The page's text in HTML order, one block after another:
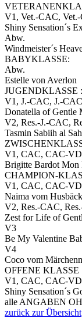
V1, Vet.-CAC,
Shiny Sensation´s
Abw.
Windmeister´s
BABYKLASSE:
Abw.
Estelle von Averlon
JUGENDKLASSE :
V1, J.-CAC, J.-
Donatella of Gentle
V2, Res.-J.-CAC,
Tasmin Sabiih al
V1, CAC, CAC-
Brigitte Bardot Mon
CHAMPION-
V1, CAC, CAC-
Naima vom
V2, Res.-CAC,
Zest for Life of
V3
Be My Valentine
V4
Coco vom
OFFENE KLASSE
V1, CAC, CAC-
Shiny Sensation´s
alle ANGABEN
zurück zur Übersicht